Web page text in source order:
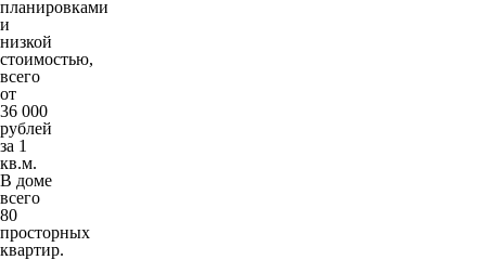
планировками
и
низкой
стоимостью,
всего
от
36 000
рублей
за 1
кв.м.
В доме
всего
80
просторных
квартир.